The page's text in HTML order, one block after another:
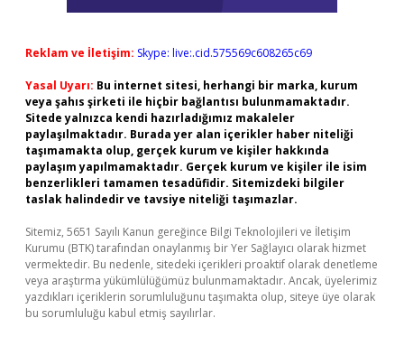
Reklam ve İletişim: Skype: live:.cid.575569c608265c69
Yasal Uyarı: Bu internet sitesi, herhangi bir marka, kurum
veya şahıs şirketi ile hiçbir bağlantısı bulunmamaktadır.
Sitede yalnızca kendi hazırladığımız makaleler
paylaşılmaktadır. Burada yer alan içerikler haber niteliği
taşımamakta olup, gerçek kurum ve kişiler hakkında
paylaşım yapılmamaktadır. Gerçek kurum ve kişiler ile isim
benzerlikleri tamamen tesadüfidir. Sitemizdeki bilgiler
taslak halindedir ve tavsiye niteliği taşımazlar.
Sitemiz, 5651 Sayılı Kanun gereğince Bilgi Teknolojileri ve İletişim
Kurumu (BTK) tarafından onaylanmış bir Yer Sağlayıcı olarak hizmet
vermektedir. Bu nedenle, sitedeki içerikleri proaktif olarak denetleme
veya araştırma yükümlülüğümüz bulunmamaktadır. Ancak, üyelerimiz
yazdıkları içeriklerin sorumluluğunu taşımakta olup, siteye üye olarak
bu sorumluluğu kabul etmiş sayılırlar.